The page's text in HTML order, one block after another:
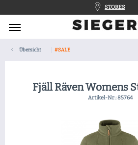
STORES
Übersicht #SALE
Fjäll Räven Womens
Artikel-Nr.:85764